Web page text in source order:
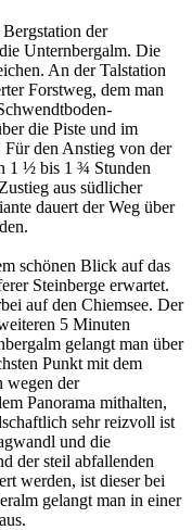
der
Unternbergalm. Die
An der Talstation
Forstweg, dem man
die Piste und im
den Anstieg von der
1 ½ bis 1 ¾ Stunden
aus südlicher
dauert der Weg über
schönen Blick auf das
Steinberge erwartet.
auf den Chiemsee. Der
5 Minuten
gelangt man über
Punkt mit dem
wegen der
Panorama mithalten,
sehr reizvoll ist
und die
der steil abfallenden
werden, ist dieser bei
gelangt man in einer